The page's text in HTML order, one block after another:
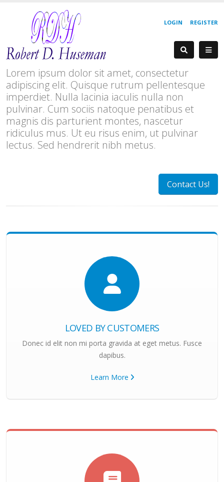
REGISTER
LOGIN
Lorem ipsum dolor sit amet, consectetur
adipiscing elit. Quisque rutrum pellentesque
imperdiet. Nulla lacinia iaculis nulla non
pulvinar. Cum sociis natoque penatibus et
magnis dis parturient montes, nascetur
ridiculus mus. Ut eu risus enim, ut pulvinar
lectus. Sed hendrerit nibh metus.
Contact Us!
LOVED BY CUSTOMERS
Donec id elit non mi porta gravida at eget metus. Fusce
dapibus.
Learn More